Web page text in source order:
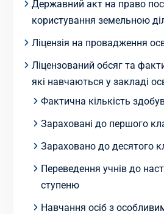
Державний акт на право
користування земельною
Ліцензія на провадження
Ліцензований обсяг та
які навчаються у закладі
Фактична кількість
Зараховані до першого
Зараховано до десятого
Переведення учнів до
ступеню
Навчання осіб з